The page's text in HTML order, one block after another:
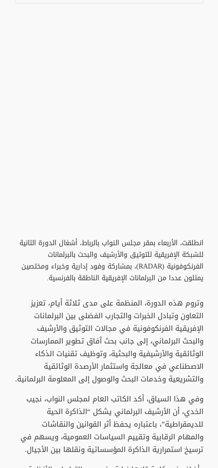
انطلقت، الأربعاء بمقر مجلس النواب بالرباط، أشغال الدورة الثانية
للشبكة الإفريقية للتوثيق والأرشيف والبحث بالبرلمانات
الفرنكوفونية (RADAR)، بمشاركة وفود إدارية وخبراء ومختصين
يمثلون عددا من البرلمانات الإفريقية الناطقة بالفرنسية.
وتروم هذه الدورة، المنظمة على مدى ثلاثة أيام، تعزيز
التعاون وتبادل الخبرات والتجارب الفضلى بين البرلمانات
الإفريقية الفرنكوفونية في مجالات التوثيق والأرشيف
والبحث البرلماني، إلى جانب بحث آفاق تطوير الممارسات
الوثائقية والأرشيفية والبحثية، وتوظيف تقنيات الذكاء
الاصطناعي في معالجة واستثمار الأرصدة الوثائقية
والتشريعية وخدمات البحث والوصول إلى المعلومة البرلمانية.
وفي هذا السياق، أكد الكاتب العام لمجلس النواب، نجيب
الخدي، أن الأرشيف البرلماني يشكل “الذاكرة الحية
للديمقراطية”، باعتباره يحفظ أثر القوانين والنقاشات
والمهام الرقابية وتقييم السياسات العمومية، ويسهم في
ترسيخ استمرارية الذاكرة المؤسساتية ونقلها بين الأجيال.